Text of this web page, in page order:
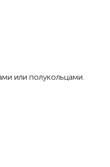
или полукольцами.